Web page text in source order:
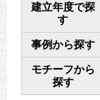
建立年度で探
す
事例から探す
モチーフから
探す